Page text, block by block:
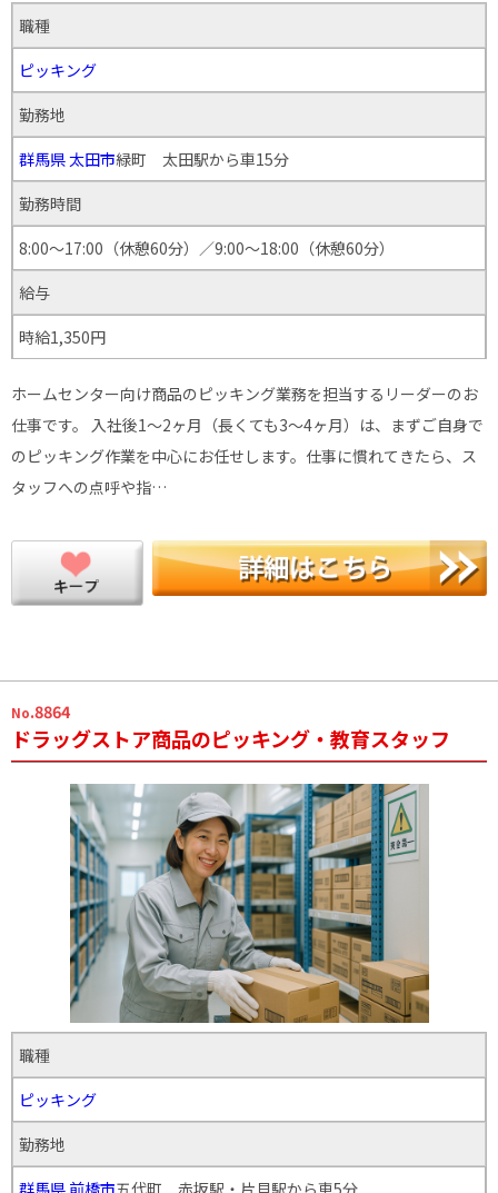
職種
ピッキング
勤務地
群馬県太田市緑町 太田駅から車15分
勤務時間
8:00〜17:00（休憩60分）／9:00〜18:00（休憩60分）
給与
時給1,350円
ホームセンター向け商品のピッキング業務を担当するリーダーのお
仕事です。 入社後1〜2ヶ月（長くても3〜4ヶ月）は、まずご自身で
のピッキング作業を中心にお任せします。仕事に慣れてきたら、ス
タッフへの点呼や指…
No.8864
ドラッグストア商品のピッキング・教育スタッフ
職種
ピッキング
勤務地